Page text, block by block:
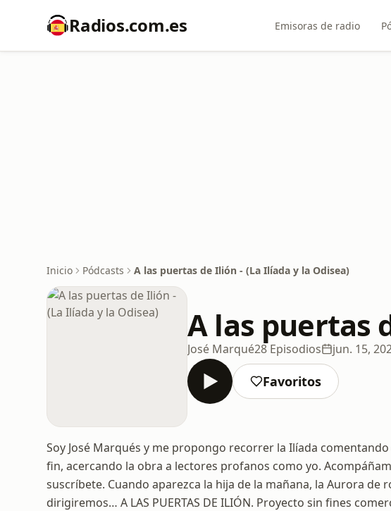
Radios.com.es Emisoras de radio
Inicio Pódcasts A las puertas de Ilión - (La Ilíada y la Odisea)
A las puertas
José Marqué28 Episodios jun. 15,
Favoritos
Soy José Marqués y me propongo recorrer la Ilíada
fin, acercando la obra a lectores profanos como yo.
suscríbete. Cuando aparezca la hija de la mañana, la Aurora de
dirigiremos… A LAS PUERTAS DE ILIÓN. Proyecto sin fines